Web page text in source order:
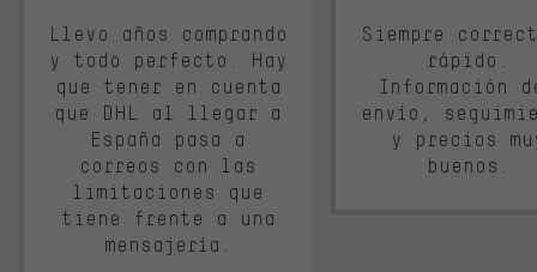
Llevo años comprando
y todo perfecto. Hay
que tener en cuenta
que DHL al llegar a
España pasa a
correos con las
limitaciones que
tiene frente a una
mensajería.
Siempre
rápido.
Información
envío,
y precios
buenos.